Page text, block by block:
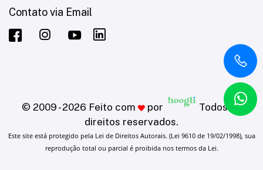
Contato via Email
© 2009 - 2026 Feito com por
Todos os
direitos reservados.
Este site está protegido pela Lei de Direitos Autorais. (Lei 9610 de 19/02/1998), sua
reprodução total ou parcial é proibida nos termos da Lei.